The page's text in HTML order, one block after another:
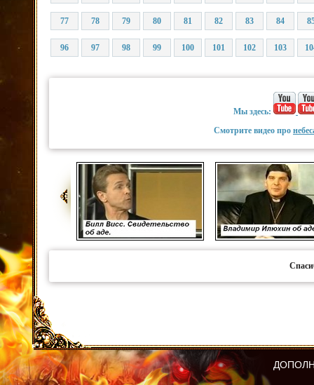
77 78 79 80 81 82 83 84
96 97 98 99 100 101 102 103
Мы здесь:
Смотрите видео про